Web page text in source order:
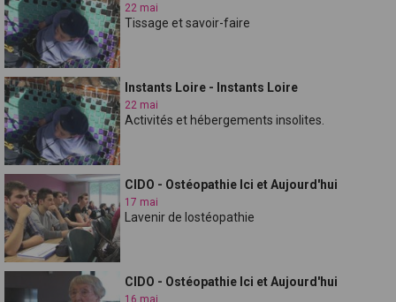
22 mai
Tissage et savoir-faire
Instants Loire - Instants Loire
22 mai
Activités et hébergements insolites.
CIDO - Ostéopathie Ici et Aujourd'hui
17 mai
Lavenir de lostéopathie
CIDO - Ostéopathie Ici et Aujourd'hui
16 mai